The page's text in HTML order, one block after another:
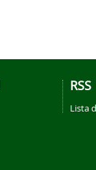
RSS
Lista